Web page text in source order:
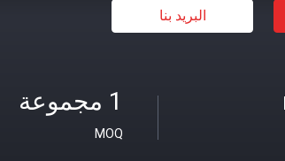
البريد بنا
1 مجموعة
MOQ